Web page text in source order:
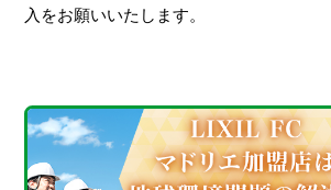
入をお願いいたします。